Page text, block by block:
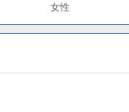
女性